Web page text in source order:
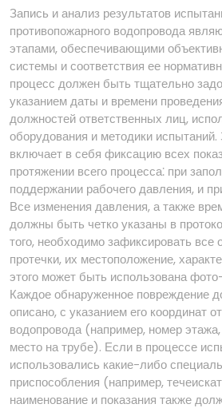
Запись и анализ результатов
противопожарного водопровода
этапами, обеспечивающими
системы и соответствия ее
процесс должен быть тщательно
указанием даты и времени
должностей ответственных лиц,
оборудования и методики испытаний.
включает в себя фиксацию всех
протяжении всего процесса⁚ при
поддержании рабочего давления, и
Все изменения давления, а также
должны быть четко указаны в
того, необходимо зафиксировать
протечки, их местоположение,
этого может быть использована
Каждое обнаруженное повреждение
описано, с указанием его координат
водопровода (например, номер
место на трубе). Если в процессе
использовались какие-либо
приспособления (например,
наименование и показания также